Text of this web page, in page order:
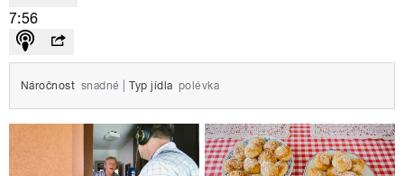
7:56
Náročnost snadné Typ jídla polévka